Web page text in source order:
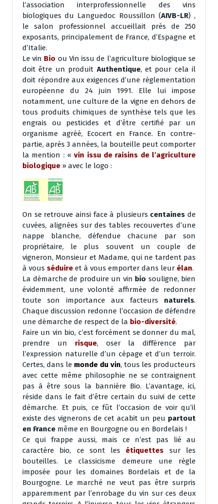
l’association interprofessionnelle des vins
biologiques du Languedoc Roussillon (AIVB-LR) ,
le salon professionnel accueillait près de 250
exposants, principalement de France, d’Espagne et
d’Italie.
Le vin Bio ou Vin issu de l’agriculture biologique se
doit être un produit Authentique, et pour cela il
doit répondre aux exigences d’une règlementation
européenne du 24 juin 1991. Elle lui impose
notamment, une culture de la vigne en dehors de
tous produits chimiques de synthèse tels que les
engrais ou pesticides et d’être certifié par un
organisme agréé, Ecocert en France. En contre-
partie, après 3 années, la bouteille peut comporter
la mention : «vin issu de raisins de l’agriculture
biologique » avec le logo :
On se retrouve ainsi face à plusieurs centaines de
cuvées, alignées sur des tables recouvertes d’une
nappe blanche, défendue chacune par son
propriétaire, le plus souvent un couple de
vigneron, Monsieur et Madame, qui ne tardent pas
à vous séduire et à vous emporter dans leur élan.
La démarche de produire un vin bio souligne, bien
évidemment, une volonté affirmée de redonner
toute son importance aux facteurs naturels.
Chaque discussion redonne l’occasion de défendre
une démarche de respect de la bio-diversité.
Faire un vin bio, c’est forcément se donner du mal,
prendre un risque, oser la différence par
l’expression naturelle d’un cépage et d’un terroir.
Certes, dans le monde du vin, tous les producteurs
avec cette même philosophie ne se contraignent
pas à être sous la bannière Bio. L’avantage, ici,
réside dans le fait d’être certain du suivi de cette
démarche. Et puis, ce fût l’occasion de voir qu’il
existe des vignerons de cet acabit un peu partout
en France même en Bourgogne ou en Bordelais !
Ce qui frappe aussi, mais ce n’est pas lié au
caractère bio, ce sont les étiquettes sur les
bouteilles. Le classicisme demeure une règle
imposée pour les domaines Bordelais et de la
Bourgogne. Le marché ne veut pas être surpris
apparemment par l’enrobage du vin sur ces deux